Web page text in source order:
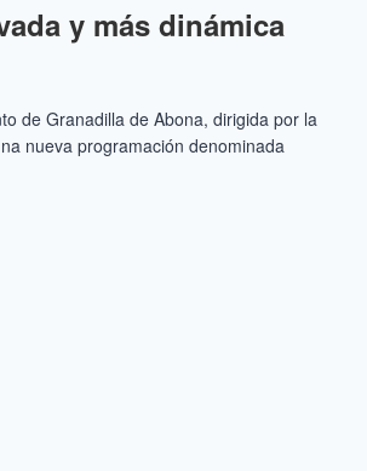
y más dinámica
de Granadilla de Abona, dirigida por la
nueva programación denominada